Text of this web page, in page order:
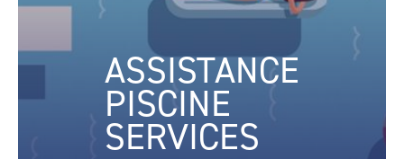
ASSISTANCE
PISCINE
SERVICES